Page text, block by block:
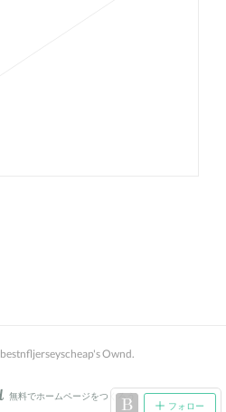
フォロー
bestnfljerseyscheap's Ownd.
AmebaOwnd
無料でホームページをつくろう